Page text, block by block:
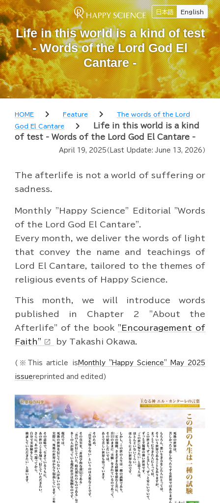
日本語 English
Life in this world is a kind of test
- Words of the Lord God El
Cantare -
HOME chevron_right Feature chevron_right
The words of the Lord
God El Cantare
chevron_right
Life in this world is a kind
of test - Words of the Lord God El Cantare -
April 19, 2025 （Last Update:June 13, 2026 ）
The afterlife is not a world of suffering or
sadness.
Monthly "Happy Science" Editorial "Words
of the Lord God El Cantare".
Every month, we deliver the words of light
that convey the name and teachings of
Lord El Cantare, tailored to the themes of
religious events of Happy Science.
This month, we will introduce words
published in Chapter 2 "About the
Afterlife" of the book "Encouragement of
Faith" open_in_new by Takashi Okawa.
(※This article is Monthly "Happy Science" May 2025
issuereprinted and edited)